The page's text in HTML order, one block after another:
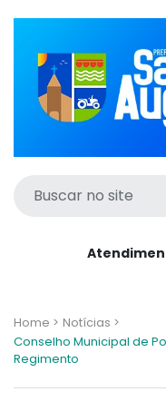
Home > Notícias >
Conselho Municipal de
Regimento